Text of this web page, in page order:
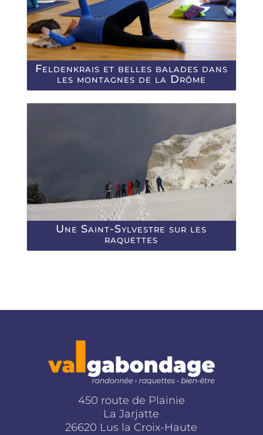
Feldenkrais et belles balades dans
les montagnes de la Drôme
Une Saint-Sylvestre sur les
raquettes
450 route de Plainie
La Jarjatte
26620 Lus la Croix-Haute